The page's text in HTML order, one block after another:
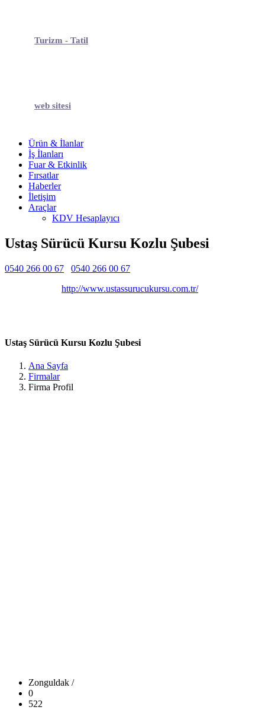
Turizm - Tatil
web sitesi
Ürün & İlanlar
İş İlanları
Fuar & Etkinlik
Fırsatlar
Haberler
İletişim
Araçlar
KDV Hesaplayıcı
Ustaş Sürücü Kursu Kozlu Şubesi
0540 266 00 67 0540 266 00 67
http://www.ustassurucukursu.com.tr/
Ustaş Sürücü Kursu Kozlu Şubesi
Ana Sayfa
Firmalar
Firma Profil
Zonguldak /
0
522